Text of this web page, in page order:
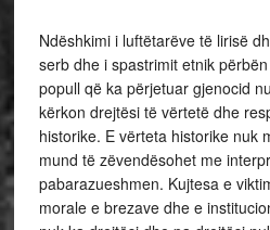
Ndëshkimi i luftëtarëve të lirisë
serb dhe i spastrimit etnik
popull që ka përjetuar gjenocid
kërkon drejtësi të vërtetë dhe
historike. E vërteta historike nuk
mund të zëvendësohet me
pabarazueshmen. Kujtesa e
morale e brezave dhe e